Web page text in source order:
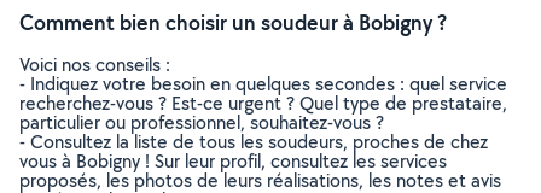
Comment bien choisir un soudeur à Bobigny ?
Voici nos conseils :
- Indiquez votre besoin en quelques secondes : quel service
recherchez-vous ? Est-ce urgent ? Quel type de prestataire,
particulier ou professionnel, souhaitez-vous ?
- Consultez la liste de tous les soudeurs, proches de chez
vous à Bobigny ! Sur leur profil, consultez les services
proposés, les photos de leurs réalisations, les notes et avis